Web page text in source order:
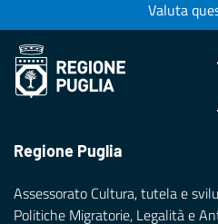
Valuta
Regione Puglia
Assessorato Cultura, tutela e
Politiche Migratorie, Legalità e